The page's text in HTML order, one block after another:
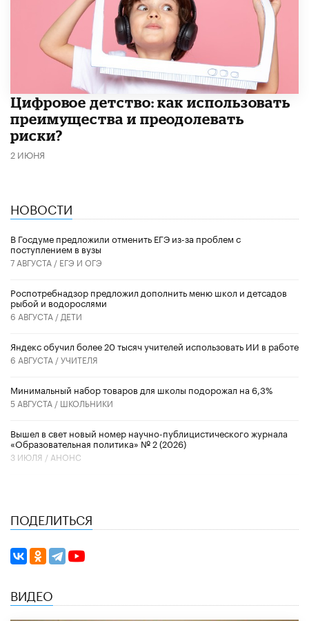
​Цифровое детство: как использовать
преимущества и преодолевать
риски?
2 ИЮНЯ
НОВОСТИ
В Госдуме предложили отменить ЕГЭ из-за проблем с
поступлением в вузы
7 АВГУСТА / ЕГЭ И ОГЭ
Роспотребнадзор предложил дополнить меню школ и детсадов
рыбой и водорослями
6 АВГУСТА / ДЕТИ
​Яндекс обучил более 20 тысяч учителей использовать ИИ в работе
6 АВГУСТА /УЧИТЕЛЯ
Минимальный набор товаров для школы подорожал на 6,3%
5 АВГУСТА / ШКОЛЬНИКИ
Вышел в свет новый номер научно-публицистического журнала
«Образовательная политика» № 2 (2026)
3 ИЮЛЯ / АНОНС
ПОДЕЛИТЬСЯ
ВИДЕО